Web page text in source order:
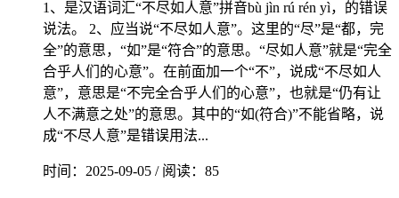
1、是汉语词汇“不尽如人意”拼音bù jìn rú rén yì，的错误
说法。 2、应当说“不尽如人意”。这里的“尽”是“都，完
全”的意思，“如”是“符合”的意思。“尽如人意”就是“完全
合乎人们的心意”。在前面加一个“不”，说成“不尽如人
意”，意思是“不完全合乎人们的心意”，也就是“仍有让
人不满意之处”的意思。其中的“如(符合)”不能省略，说
成“不尽人意”是错误用法...
时间：2025-09-05 / 阅读：85